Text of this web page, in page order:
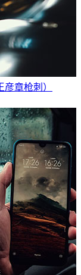
章枪刺）